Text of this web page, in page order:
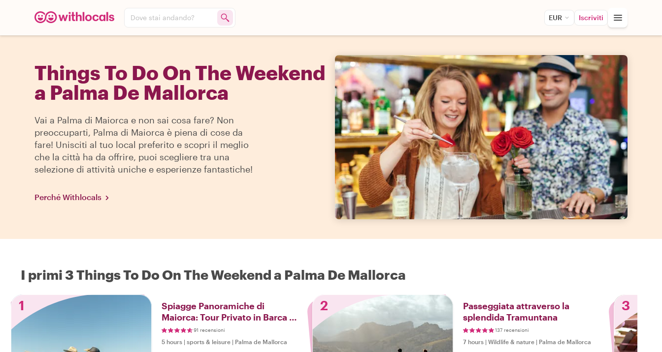
Dove stai andando? EUR Iscriviti
Things To Do On The Weekend
a Palma De Mallorca
Vai a Palma di Maiorca e non sai cosa fare? Non
preoccuparti, Palma di Maiorca è piena di cose da
fare! Unisciti al tuo local preferito e scopri il meglio
che la città ha da offrire, puoi scegliere tra una
selezione di attività uniche e esperienze fantastiche!
Perché Withlocals
I primi 3 Things To Do On The Weekend a Palma De Mallorca
1
Spiagge Panoramiche di
Maiorca: Tour Privato in Barca All
Inclusive91 recensioni
5 hours | sports & leisure | Palma de Mallorca
2
Passeggiata attraverso la
splendida Tramuntana
137 recensioni
7 hours | Wildlife & nature | Palma de Mallorca
3